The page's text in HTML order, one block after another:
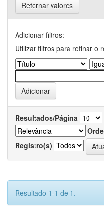
Retornar valores
Adicionar filtros:
Utilizar filtros para refinar o
Resultados/Página
Registro(s)
Resultado 1-1 de 1.